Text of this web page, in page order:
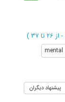
از 26 تا 37 )
mental
پیشنهاد دیگران